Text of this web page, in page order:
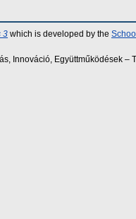
3 which is developed by the
Innováció, Együttműködések